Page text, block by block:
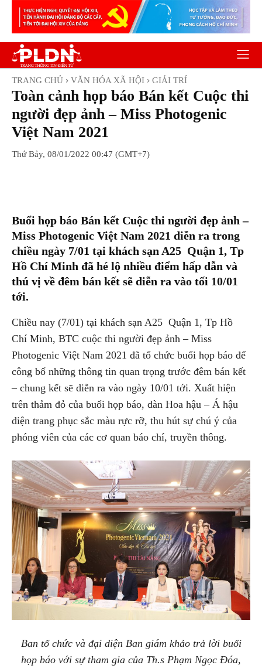
TRANG CHỦ VĂN HÓA XÃ HỘI GIẢI TRÍ
Toàn cảnh họp báo Bán kết Cuộc thi
người đẹp ảnh – Miss Photogenic
Việt Nam 2021
Thứ Bảy, 08/01/2022 00:47 (GMT+7)
Buổi họp báo Bán kết Cuộc thi người đẹp ảnh –
Miss Photogenic Việt Nam 2021 diễn ra trong
chiều ngày 7/01 tại khách sạn A25 Quận 1, Tp
Hồ Chí Minh đã hé lộ nhiều điểm hấp dẫn và
thú vị về đêm bán kết sẽ diễn ra vào tối 10/01
tới.
Chiều nay (7/01) tại khách sạn A25 Quận 1, Tp Hồ
Chí Minh, BTC cuộc thi người đẹp ảnh – Miss
Photogenic Việt Nam 2021 đã tổ chức buổi họp báo để
công bố những thông tin quan trọng trước đêm bán kết
– chung kết sẽ diễn ra vào ngày 10/01 tới. Xuất hiện
trên thảm đỏ của buổi họp báo, dàn Hoa hậu – Á hậu
diện trang phục sắc màu rực rỡ, thu hút sự chú ý của
phóng viên của các cơ quan báo chí, truyền thông.
Ban tổ chức và đại diện Ban giám khảo trả lời buổi
họp báo với sự tham gia của Th.s Phạm Ngọc Đóa,